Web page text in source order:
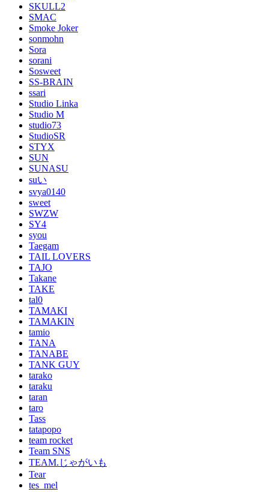
SKULL2
SMAC
Smoke Joker
sonmohn
Sora
sorani
Sosweet
SS-BRAIN
ssari
Studio Linka
Studio M
studio73
StudioSR
STYX
SUN
SUNASU
suい
svya0140
sweet
SWZW
SY4
syou
Taegam
TAIL LOVERS
TAJO
Takane
TAKE
tal0
TAMAKI
TAMAKIN
tamio
TANA
TANABE
TANK GUY
tarako
taraku
taran
taro
Tass
tatapopo
team rocket
Team SNS
TEAM.じゃがいも
Tear
tes_mel